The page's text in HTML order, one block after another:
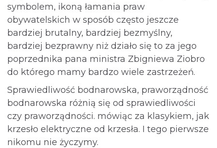
symbolem, ikoną łamania praw
obywatelskich w sposób często jeszcze
bardziej brutalny, bardziej bezmyślny,
bardziej bezprawny niż działo się to za jego
poprzednika pana ministra Zbigniewa Ziobro
do którego mamy bardzo wiele zastrzeżeń.
Sprawiedliwość bodnarowska, praworządność
bodnarowska różnią się od sprawiedliwości
czy praworządności. mówiąc za klasykiem, jak
krzesło elektryczne od krzesła. I tego pierwsze
nikomu nie życzymy.